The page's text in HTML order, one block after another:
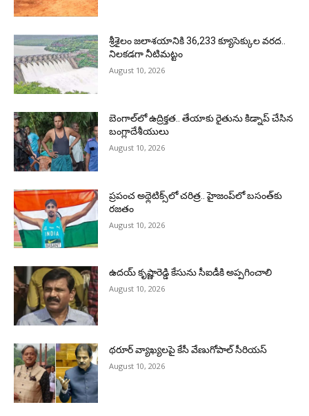
శ్రీశైలం జలాశయానికి 36,233 క్యూసెక్కుల వరద..
నిలకడగా నీటిమట్టం
August 10, 2026
బెంగాల్‌లో ఉద్రిక్తత.. తేయాకు రైతును కిడ్నాప్ చేసిన
బంగ్లాదేశీయులు
August 10, 2026
ప్రపంచ అథ్లెటిక్స్‌లో చరిత్ర.. హైజంప్‌లో బసంత్‌కు
రజతం
August 10, 2026
ఉదయ్ కృష్ణారెడ్డి కేసును సీఐడీకి అప్పగించాలి
August 10, 2026
థరూర్‌ వ్యాఖ్యలపై కేసీ వేణుగోపాల్‌ సీరియస్‌
August 10, 2026